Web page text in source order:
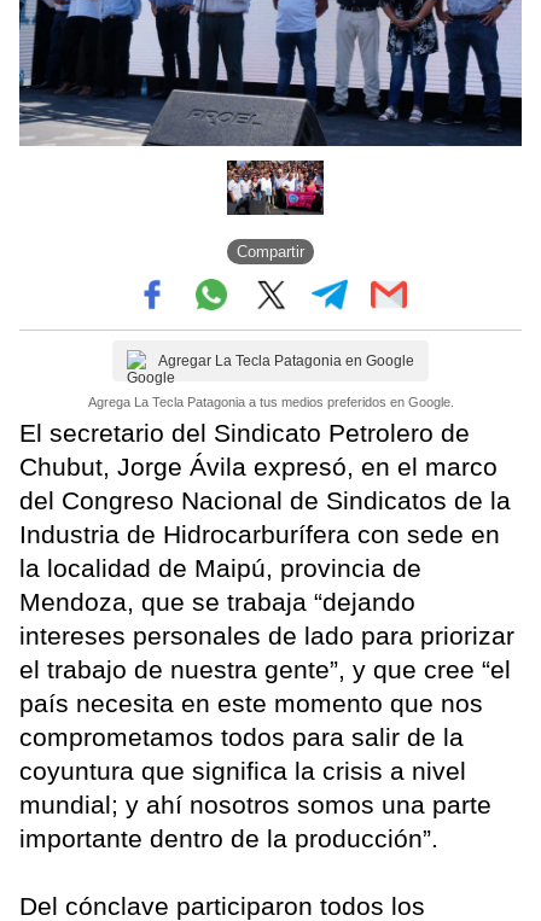
Compartir
Agregar La Tecla Patagonia en Google
Agrega La Tecla Patagonia a tus medios preferidos en Google.
El secretario del Sindicato Petrolero de
Chubut, Jorge Ávila expresó, en el marco
del Congreso Nacional de Sindicatos de la
Industria de Hidrocarburífera con sede en
la localidad de Maipú, provincia de
Mendoza, que se trabaja “dejando
intereses personales de lado para priorizar
el trabajo de nuestra gente”, y que cree “el
país necesita en este momento que nos
comprometamos todos para salir de la
coyuntura que significa la crisis a nivel
mundial; y ahí nosotros somos una parte
importante dentro de la producción”.
Del cónclave participaron todos los